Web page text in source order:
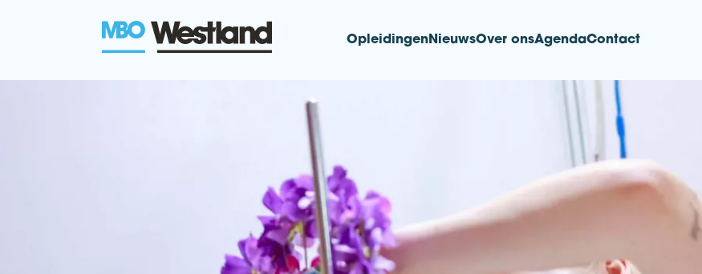
MBO Westland
OpleidingenNieuwsOver onsAgendaContact